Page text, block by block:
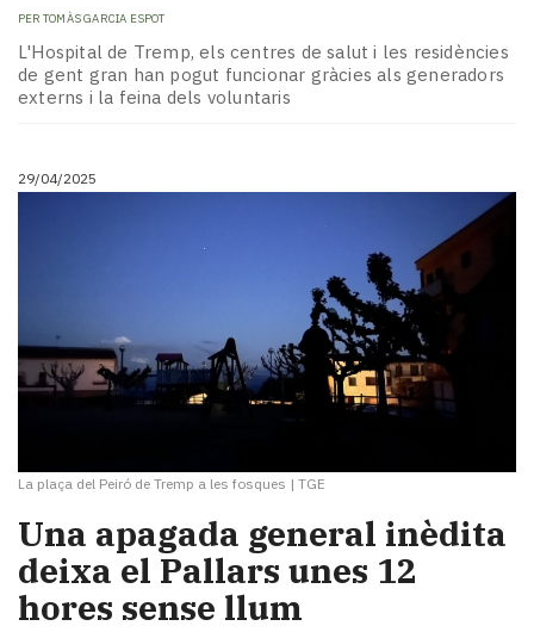
PER TOMÀS GARCIA ESPOT
L'Hospital de Tremp, els centres de salut i les residències
de gent gran han pogut funcionar gràcies als generadors
externs i la feina dels voluntaris
29/04/2025
La plaça del Peiró de Tremp a les fosques | TGE
Una apagada general inèdita
deixa el Pallars unes 12
hores sense llum